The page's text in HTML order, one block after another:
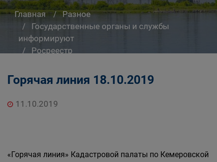
Главная
Разное
Государственные органы и службы
информируют
Росреестр
Горячая линия 18.10.2019
11.10.2019
«Горячая линия» Кадастровой палаты по Кемеровской